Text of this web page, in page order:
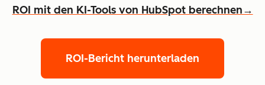
ROI mit den KI-Tools von HubSpot berechnen→
ROI-Bericht herunterladen